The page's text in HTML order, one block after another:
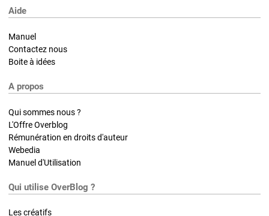
Aide
Manuel
Contactez nous
Boite à idées
A propos
Qui sommes nous ?
L'Offre Overblog
Rémunération en droits d'auteur
Webedia
Manuel d'Utilisation
Qui utilise OverBlog ?
Les créatifs